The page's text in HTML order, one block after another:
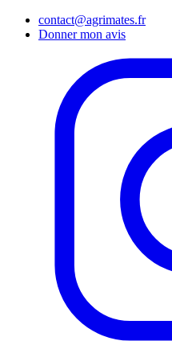
contact@agrimates.fr
Donner mon avis